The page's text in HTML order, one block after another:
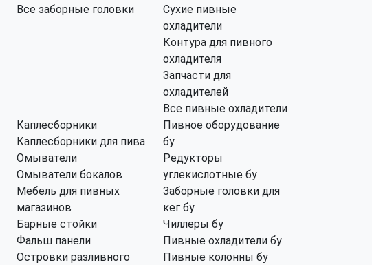
Все заборные головки
Сухие пивные
охладители
Контура для пивного
охладителя
Запчасти для
охладителей
Все пивные охладители
Каплесборники
Каплесборники для пива
Омыватели
Омыватели бокалов
Мебель для пивных
магазинов
Барные стойки
Фальш панели
Островки разливного
Пивное оборудование
бу
Редукторы
углекислотные бу
Заборные головки для
кег бу
Чиллеры бу
Пивные охладители бу
Пивные колонны бу